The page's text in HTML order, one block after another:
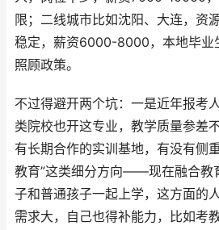
限；二线城市比如沈阳、大连，资
稳定，薪资6000-8000，本地毕业
照顾政策。
不过得避开两个坑：一是近年报考
类院校也开这专业，教学质量参差
有长期合作的实训基地，有没有侧
教育”这类细分方向——现在融合教
子和普通孩子一起上学，这方面的
需求大，自己也得补能力，比如考